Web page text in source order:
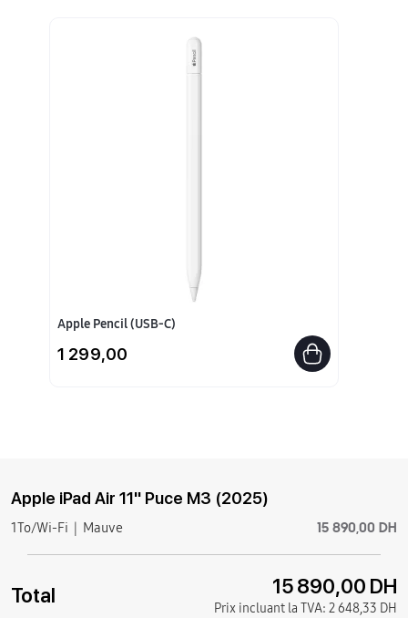
Apple Pencil (USB-C)
1 299,00
Apple iPad Air 11'' Puce M3 (2025)
1To/Wi-Fi Mauve 15 890,00 DH
Total 15 890,00 DH
Prix incluant la TVA: 2 648,33 DH